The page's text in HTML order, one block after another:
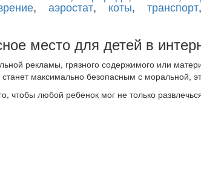
, аэростат, коты, транспорт
место для детей в
рекламы, грязного содержимого или
максимально безопасным с моральной,
чтобы любой ребенок мог не только